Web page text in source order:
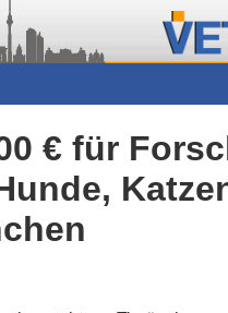
€ für